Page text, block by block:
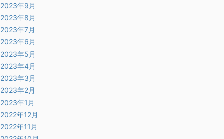
2023年9月
2023年8月
2023年7月
2023年6月
2023年5月
2023年4月
2023年3月
2023年2月
2023年1月
2022年12月
2022年11月